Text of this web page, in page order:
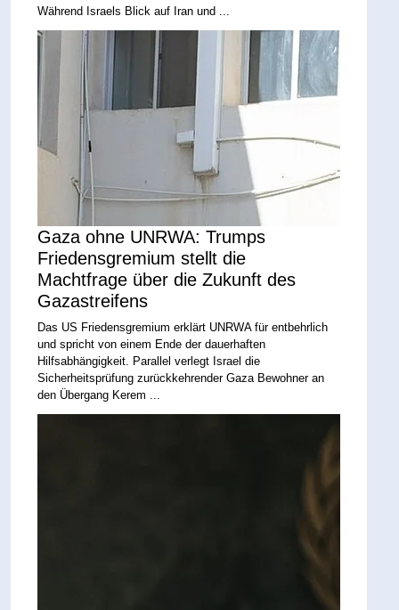
Während Israels Blick auf Iran und ...
Gaza ohne UNRWA: Trumps
Friedensgremium stellt die
Machtfrage über die Zukunft des
Gazastreifens
Das US Friedensgremium erklärt UNRWA für entbehrlich
und spricht von einem Ende der dauerhaften
Hilfsabhängigkeit. Parallel verlegt Israel die
Sicherheitsprüfung zurückkehrender Gaza Bewohner an
den Übergang Kerem ...